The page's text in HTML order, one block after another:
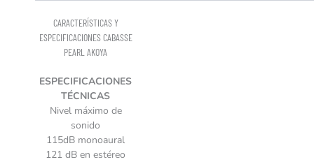
CARACTERÍSTICAS Y
ESPECIFICACIONES CABASSE
PEARL AKOYA
ESPECIFICACIONES
TÉCNICAS
Nivel máximo de
sonido
115dB monoaural
121 dB en estéreo